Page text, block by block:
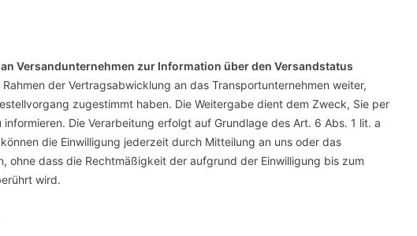
Versandunternehmen zur Information über den Versandstatus
der Vertragsabwicklung an das Transportunternehmen weiter,
zugestimmt haben. Die Weitergabe dient dem Zweck, Sie per
Die Verarbeitung erfolgt auf Grundlage des Art. 6 Abs. 1 lit. a
die Einwilligung jederzeit durch Mitteilung an uns oder das
ohne dass die Rechtmäßigkeit der aufgrund der Einwilligung bis zum
wird.